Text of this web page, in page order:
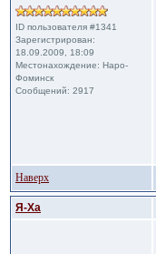
ID пользователя #1341
Зарегистрирован:
18.09.2009, 18:09
Местонахождение: Наро-
Фоминск
Сообщений: 2917
Наверх
Я-Ха